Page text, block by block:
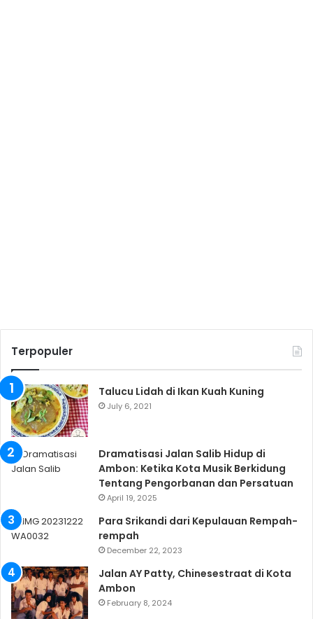
Terpopuler
Talucu Lidah di Ikan Kuah Kuning
July 6, 2021
Dramatisasi Jalan Salib Hidup di
Ambon: Ketika Kota Musik Berkidung
Tentang Pengorbanan dan Persatuan
April 19, 2025
Para Srikandi dari Kepulauan Rempah-
rempah
December 22, 2023
Jalan AY Patty, Chinesestraat di Kota
Ambon
February 8, 2024